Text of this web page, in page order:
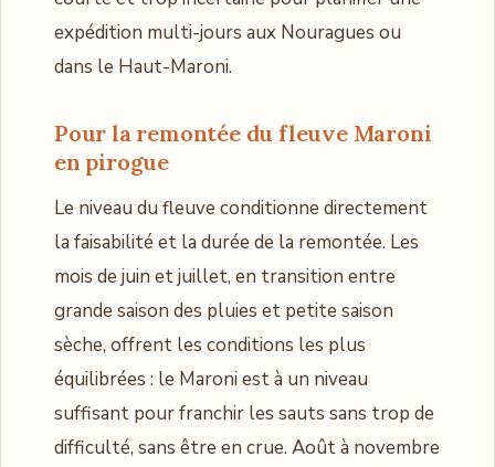
expédition multi-jours aux Nouragues ou
dans le Haut-Maroni.
Pour la remontée du fleuve Maroni
en pirogue
Le niveau du fleuve conditionne directement
la faisabilité et la durée de la remontée. Les
mois de juin et juillet, en transition entre
grande saison des pluies et petite saison
sèche, offrent les conditions les plus
équilibrées : le Maroni est à un niveau
suffisant pour franchir les sauts sans trop de
difficulté, sans être en crue. Août à novembre